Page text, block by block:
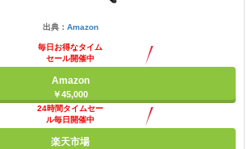
出典： Amazon
毎日お得なタイム
セール開催中
Amazon
￥45,000
24時間タイムセー
ル毎日開催中
楽天市場